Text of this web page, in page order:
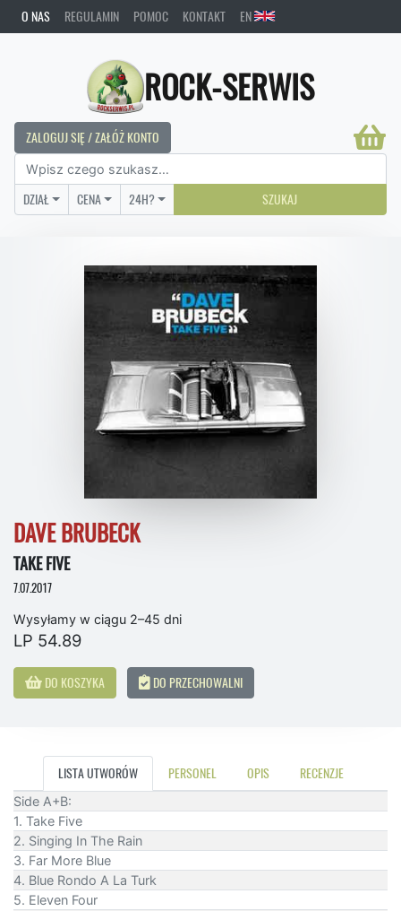
O NAS REGULAMIN POMOC KONTAKT EN
ROCK-SERWIS
ZALOGUJ SIĘ / ZAŁÓŻ KONTO
DZIAŁ CENA 24H? SZUKAJ
DAVE BRUBECK
TAKE FIVE
7.07.2017
Wysyłamy w ciągu 2–45 dni
LP 54.89
DO KOSZYKA DO PRZECHOWALNI
LISTA UTWORÓW PERSONEL OPIS RECENZJE
Side A+B:
1. Take Five
2. Singing In The Rain
3. Far More Blue
4. Blue Rondo A La Turk
5. Eleven Four